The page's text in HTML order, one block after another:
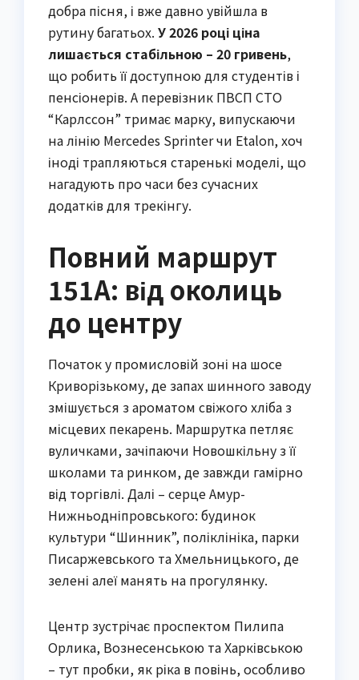
добра пісня, і вже давно увійшла в
рутину багатьох. У 2026 році ціна
лишається стабільною – 20 гривень,
що робить її доступною для студентів і
пенсіонерів. А перевізник ПВСП СТО
“Карлссон” тримає марку, випускаючи
на лінію Mercedes Sprinter чи Etalon, хоч
іноді трапляються старенькі моделі, що
нагадують про часи без сучасних
додатків для трекінгу.
Повний маршрут
151А: від околиць
до центру
Початок у промисловій зоні на шосе
Криворізькому, де запах шинного заводу
змішується з ароматом свіжого хліба з
місцевих пекарень. Маршрутка петляє
вуличками, зачіпаючи Новошкільну з її
школами та ринком, де завжди гамірно
від торгівлі. Далі – серце Амур-
Нижньодніпровського: будинок
культури “Шинник”, поліклініка, парки
Писаржевського та Хмельницького, де
зелені алеї манять на прогулянку.
Центр зустрічає проспектом Пилипа
Орлика, Вознесенською та Харківською
– тут пробки, як ріка в повінь, особливо